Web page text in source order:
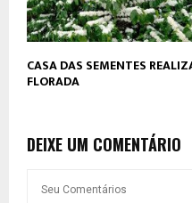
CASA DAS SEMENTES
FLORADA
DEIXE UM COMENTÁRIO